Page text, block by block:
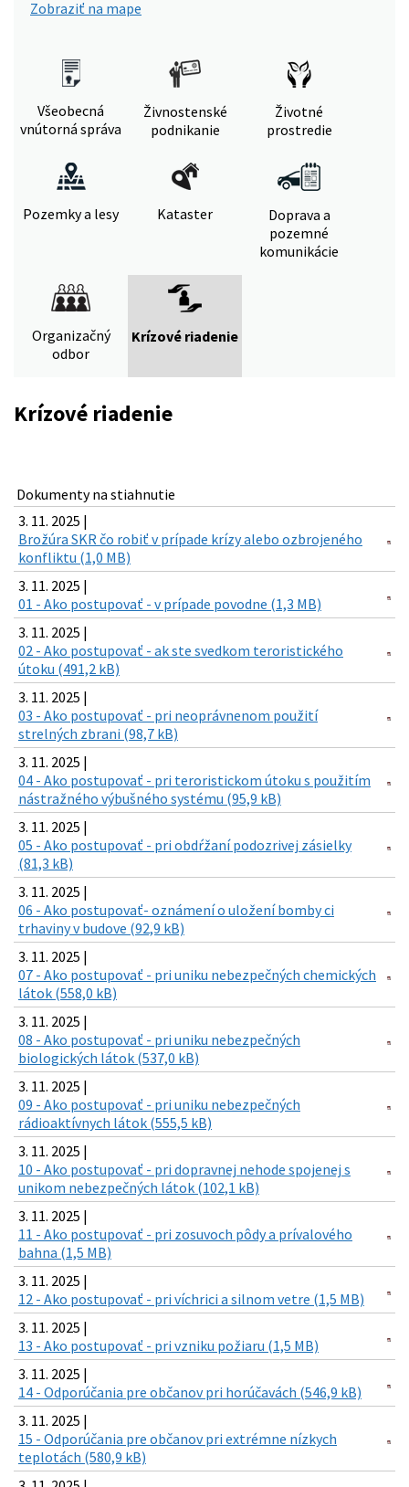
Zobraziť na mape
Všeobecná
vnútorná správa
Živnostenské
podnikanie
Životné
prostredie
Pozemky a lesy Kataster
Doprava a
pozemné
komunikácie
Organizačný
odbor
Krízové riadenie
Krízové riadenie
Dokumenty na stiahnutie
3. 11. 2025 |
Brožúra SKR čo robiť v prípade krízy alebo ozbrojeného
konfliktu (1,0 MB)
3. 11. 2025 |
01 - Ako postupovať - v prípade povodne (1,3 MB)
3. 11. 2025 |
02 - Ako postupovať - ak ste svedkom teroristického
útoku (491,2 kB)
3. 11. 2025 |
03 - Ako postupovať - pri neoprávnenom použití
strelných zbrani (98,7 kB)
3. 11. 2025 |
04 - Ako postupovať - pri teroristickom útoku s použitím
nástražného výbušného systému (95,9 kB)
3. 11. 2025 |
05 - Ako postupovať - pri obdŕžaní podozrivej zásielky
(81,3 kB)
3. 11. 2025 |
06 - Ako postupovať- oznámení o uložení bomby ci
trhaviny v budove (92,9 kB)
3. 11. 2025 |
07 - Ako postupovať - pri uniku nebezpečných chemických
látok (558,0 kB)
3. 11. 2025 |
08 - Ako postupovať - pri uniku nebezpečných
biologických látok (537,0 kB)
3. 11. 2025 |
09 - Ako postupovať - pri uniku nebezpečných
rádioaktívnych látok (555,5 kB)
3. 11. 2025 |
10 - Ako postupovať - pri dopravnej nehode spojenej s
unikom nebezpečných látok (102,1 kB)
3. 11. 2025 |
11 - Ako postupovať - pri zosuvoch pôdy a prívalového
bahna (1,5 MB)
3. 11. 2025 |
12 - Ako postupovať - pri víchrici a silnom vetre (1,5 MB)
3. 11. 2025 |
13 - Ako postupovať - pri vzniku požiaru (1,5 MB)
3. 11. 2025 |
14 - Odporúčania pre občanov pri horúčavách (546,9 kB)
3. 11. 2025 |
15 - Odporúčania pre občanov pri extrémne nízkych
teplotách (580,9 kB)